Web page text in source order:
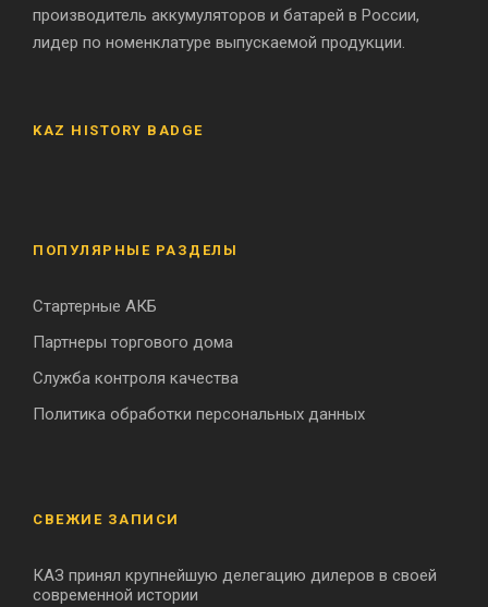
производитель аккумуляторов и батарей в России,
лидер по номенклатуре выпускаемой продукции.
KAZ HISTORY BADGE
ПОПУЛЯРНЫЕ РАЗДЕЛЫ
Стартерные АКБ
Партнеры торгового дома
Служба контроля качества
Политика обработки персональных данных
СВЕЖИЕ ЗАПИСИ
КАЗ принял крупнейшую делегацию дилеров в своей
современной истории